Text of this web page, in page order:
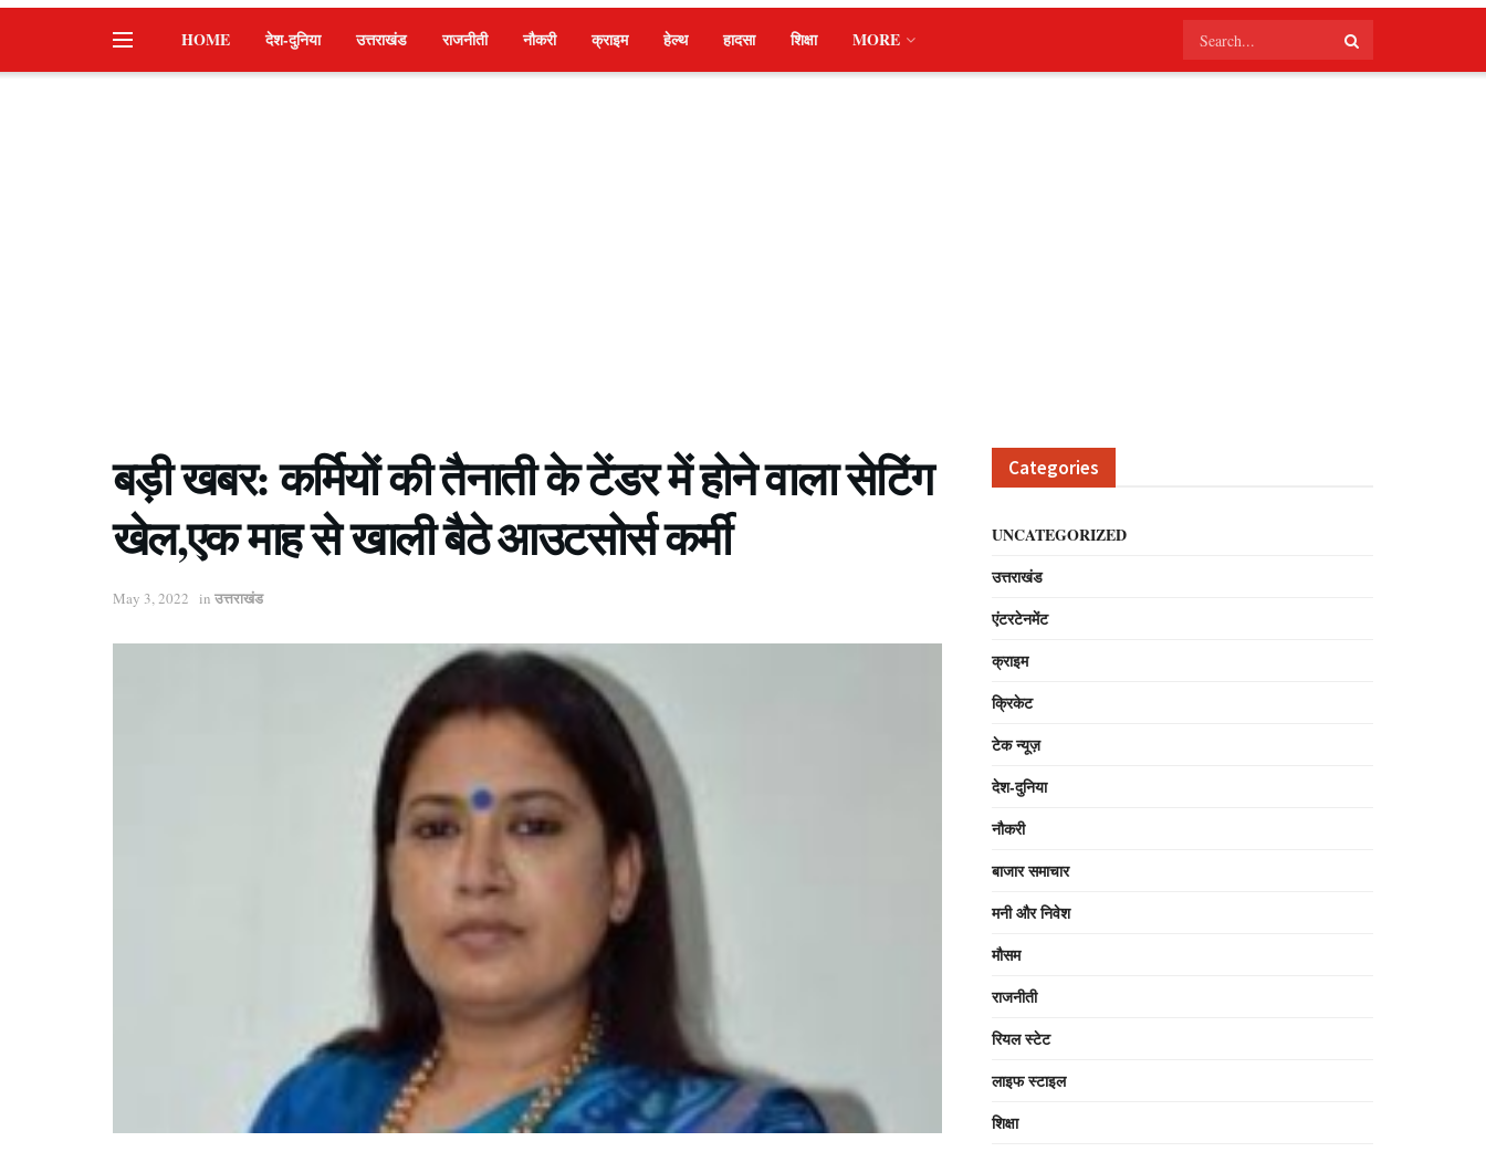
HOME देश-दुनिया उत्तराखंड राजनीती नौकरी क्राइम हेल्थ हादसा शिक्षा MORE
बड़ी खबर: कर्मियों की तैनाती के टेंडर में होने वाला सेटिंग
खेल,एक माह से खाली बैठे आउटसोर्स कर्मी
May 3, 2022 in उत्तराखंड
Categories
UNCATEGORIZED
उत्तराखंड
एंटरटेनमेंट
क्राइम
क्रिकेट
टेक न्यूज़
देश-दुनिया
नौकरी
बाजार समाचार
मनी और निवेश
मौसम
राजनीती
रियल स्टेट
लाइफ स्टाइल
शिक्षा